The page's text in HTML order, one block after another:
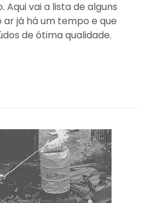
Aqui vai a lista de alguns
ar já há um tempo e que
de ótima qualidade.